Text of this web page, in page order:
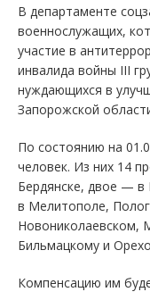
В департаменте
военнослужащих,
участие в
инвалида войны III
нуждающихся в
Запорожской
По состоянию на
человек. Из них 14
Бердянске, двое —
в Мелитополе,
Новониколаевском,
Бильмацкому и
Компенсацию им